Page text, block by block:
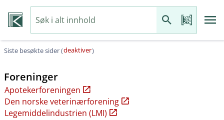
Siste besøkte sider (deaktiver)
Foreninger
Apotekerforeningen
Den norske veterinærforening
Legemiddelindustrien (LMI)